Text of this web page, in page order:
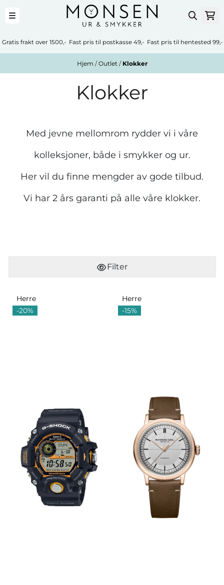
Gratis frakt over 1500,- Fast pris til postkasse 49,- Fast pris til hentested 99,-
Hjem /Outlet / Klokker
Klokker
Med jevne mellomrom rydder vi i våre
kolleksjoner, både i smykker og ur.
Her vil du finne mengder av gode tilbud.
Vi har 2 års garanti på alle våre klokker.
Filter
Herre
-20%
Herre
-15%